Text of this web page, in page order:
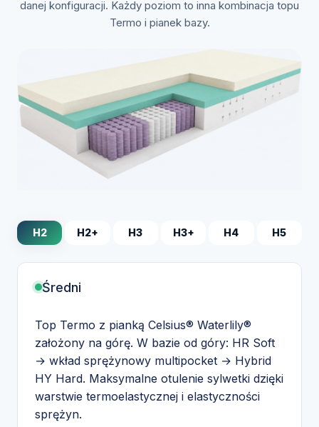
danej konfiguracji. Każdy poziom to inna kombinacja topu
Termo i pianek bazy.
H2 H2+ H3 H3+ H4 H5
Średni
Top Termo z pianką Celsius® Waterlily®
założony na górę. W bazie od góry: HR Soft
→ wkład sprężynowy multipocket → Hybrid
HY Hard. Maksymalne otulenie sylwetki dzięki
warstwie termoelastycznej i elastyczności
sprężyn.